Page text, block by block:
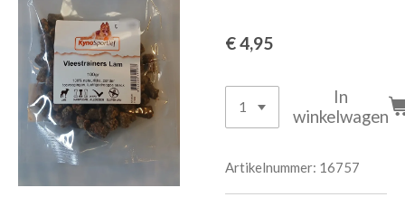
€ 4,95
In
winkelwagen
Artikelnummer: 16757